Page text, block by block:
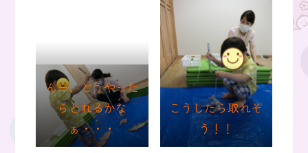
んー、どうやった
らとれるかな
ぁ・・・
こうしたら取れそ
う！！